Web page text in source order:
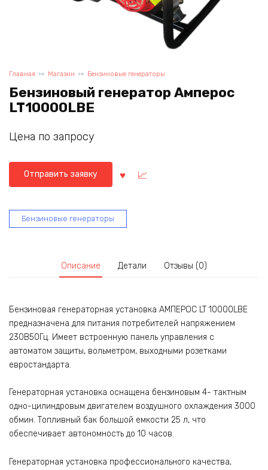
Главная Магазин Бензиновые генераторы
Бензиновый генератор Амперос
LT10000LBE
Цена по запросу
Отправить заявку
Бензиновые генераторы
Описание Детали Отзывы (0)
Бензиновая генераторная установка АМПЕРОС LT 10000LВE
предназначена для питания потребителей напряжением
230В50Гц. Имеет встроенную панель управления с
автоматом защиты, вольметром, выходными розетками
евростандарта.
Генераторная установка оснащена бензиновым 4- тактным
одно-цилиндровым двигателем воздушного охлаждения 3000
обмин. Топливный бак большой емкости 25 л, что
обеспечивает автономность до 10 часов.
Генераторная установка профессионального качества,